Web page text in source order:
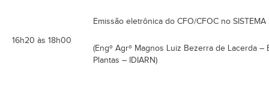
16h20 às 18h00
Emissão eletrônica do CFO/CFOC no SISTEMA
(Engº Agrº Magnos Luiz Bezerra de Lacerda –
Plantas – IDIARN)